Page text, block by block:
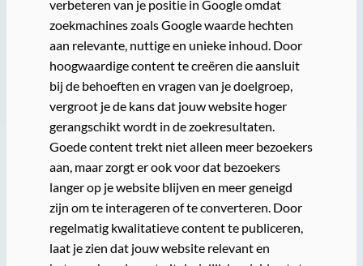
verbeteren van je positie in Google omdat
zoekmachines zoals Google waarde hechten
aan relevante, nuttige en unieke inhoud. Door
hoogwaardige content te creëren die aansluit
bij de behoeften en vragen van je doelgroep,
vergroot je de kans dat jouw website hoger
gerangschikt wordt in de zoekresultaten.
Goede content trekt niet alleen meer bezoekers
aan, maar zorgt er ook voor dat bezoekers
langer op je website blijven en meer geneigd
zijn om te interageren of te converteren. Door
regelmatig kwalitatieve content te publiceren,
laat je zien dat jouw website relevant en